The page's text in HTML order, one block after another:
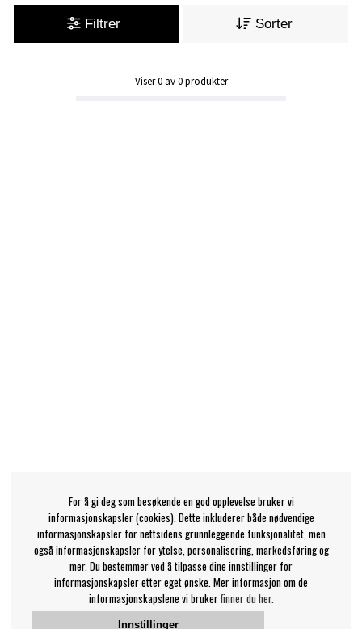
Filtrer Sorter
Viser0av0produkter
For å gi deg som besøkende en god opplevelse bruker vi
informasjonskapsler (cookies). Dette inkluderer både nødvendige
informasjonskapsler for nettsidens grunnleggende funksjonalitet, men
også informasjonskapsler for ytelse, personalisering, markedsføring og
mer. Du bestemmer ved å tilpasse dine innstillinger for
informasjonskapsler etter eget ønske. Mer informasjon om de
informasjonskapslene vi brukerfinner du her.
Innstillinger